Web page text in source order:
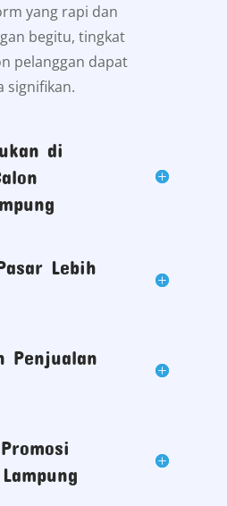
yang rapi dan
begitu, tingkat
pelanggan dapat
signifikan.
di
Lebih
Penjualan